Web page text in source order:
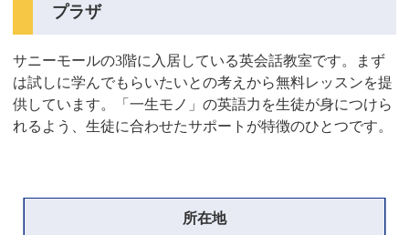
プラザ
サニーモールの3階に入居している英会話教室です。まず
は試しに学んでもらいたいとの考えから無料レッスンを提
供しています。「一生モノ」の英語力を生徒が身につけら
れるよう、生徒に合わせたサポートが特徴のひとつです。
所在地